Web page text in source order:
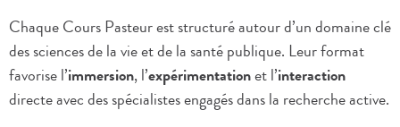
Chaque Cours Pasteur est structuré autour d’un domaine clé
des sciences de la vie et de la santé publique. Leur format
favorise l’immersion, l’expérimentationet l’interaction
directe avec des spécialistes engagés dans la recherche active.